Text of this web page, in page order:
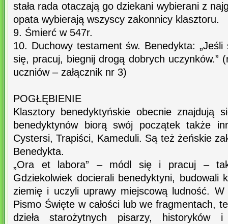
stała rada otaczają go dziekani wybierani z
opata wybierają wszyscy zakonnicy klasztoru.
9. Śmierć w 547r.
10. Duchowy testament św. Benedykta:
się, pracuj, biegnij drogą dobrych uczynków.”
uczniów – załącznik nr 3)
POGŁĘBIENIE
Klasztory benedyktyńskie obecnie znajdują
benedyktynów biorą swój początek także
Cystersi, Trapiści, Kameduli. Są też żeńskie
Benedykta.
„Ora et labora” – módl się i pracuj –
Gdziekolwiek docierali benedyktyni, budowali
ziemię i uczyli uprawy miejscową ludność. W
Pismo Święte w całości lub we fragmentach,
dzieła starożytnych pisarzy, historyków